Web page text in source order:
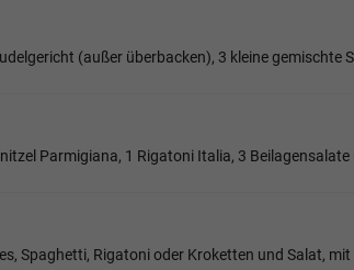
(außer überbacken), 3 kleine gemischte
Parmigiana, 1 Rigatoni Italia, 3
Spaghetti, Rigatoni oder Kroketten und Salat,